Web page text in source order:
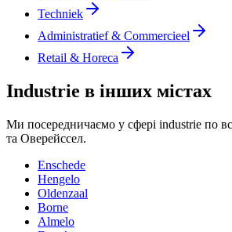
Techniek
Administratief & Commercieel
Retail & Horeca
Industrie в інших містах
Ми посередничаємо у сфері industrie по
та Оверейссел.
Enschede
Hengelo
Oldenzaal
Borne
Almelo